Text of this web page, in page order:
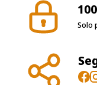
Solo